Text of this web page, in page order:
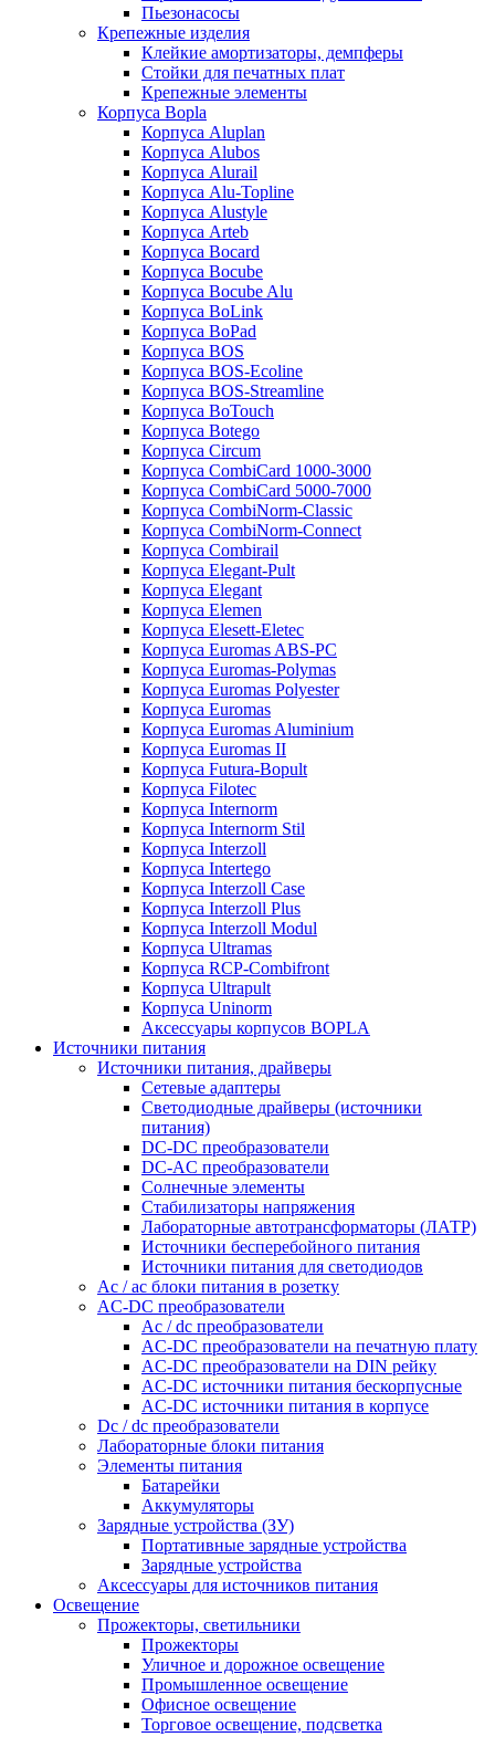
Пьезонасосы
Крепежные изделия
Клейкие амортизаторы, демпферы
Стойки для печатных плат
Крепежные элементы
Корпуса Bopla
Корпуса Aluplan
Корпуса Alubos
Корпуса Alurail
Корпуса Alu-Topline
Корпуса Alustyle
Корпуса Arteb
Корпуса Bocard
Корпуса Bocube
Корпуса Bocube Alu
Корпуса BoLink
Корпуса BoPad
Корпуса BOS
Корпуса BOS-Ecoline
Корпуса BOS-Streamline
Корпуса BoTouch
Корпуса Botego
Корпуса Circum
Корпуса CombiCard 1000-3000
Корпуса CombiCard 5000-7000
Корпуса CombiNorm-Classic
Корпуса CombiNorm-Connect
Корпуса Combirail
Корпуса Elegant-Pult
Корпуса Elegant
Корпуса Elemen
Корпуса Elesett-Eletec
Корпуса Euromas ABS-PC
Корпуса Euromas-Polymas
Корпуса Euromas Polyester
Корпуса Euromas
Корпуса Euromas Aluminium
Корпуса Euromas II
Корпуса Futura-Bopult
Корпуса Filotec
Корпуса Internorm
Корпуса Internorm Stil
Корпуса Interzoll
Корпуса Intertego
Корпуса Interzoll Case
Корпуса Interzoll Plus
Корпуса Interzoll Modul
Корпуса Ultramas
Корпуса RCP-Combifront
Корпуса Ultrapult
Корпуса Uninorm
Аксессуары корпусов BOPLA
Источники питания
Источники питания, драйверы
Сетевые адаптеры
Светодиодные драйверы (источники
питания)
DC-DC преобразователи
DC-AC преобразователи
Солнечные элементы
Стабилизаторы напряжения
Лабораторные автотрансформаторы (ЛАТР)
Источники бесперебойного питания
Источники питания для светодиодов
Ac / ac блоки питания в розетку
AC-DC преобразователи
Ac / dc преобразователи
AC-DC преобразователи на печатную плату
AC-DC преобразователи на DIN рейку
AC-DC источники питания бескорпусные
AC-DC источники питания в корпусе
Dc / dc преобразователи
Лабораторные блоки питания
Элементы питания
Батарейки
Аккумуляторы
Зарядные устройства (ЗУ)
Портативные зарядные устройства
Зарядные устройства
Аксессуары для источников питания
Освещение
Прожекторы, светильники
Прожекторы
Уличное и дорожное освещение
Промышленное освещение
Офисное освещение
Торговое освещение, подсветка